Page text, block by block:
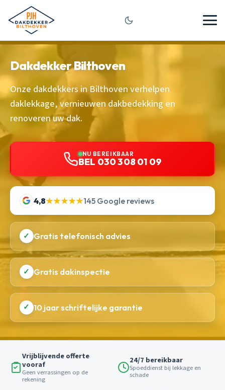
Dakdekker Bilthoven
Onze dakdekkers in Bilthoven verhelpen
daklekkage, vernieuwen dakbedekking en
renoveren uw dak.
NU BEREIKBAAR
BEL 030 308 01 09
4,8★★★★★145 Google reviews
✓ Gratis telefonisch advies
✓ Gratis dakinspectie
✓ 10 jaar schriftelijke garantie
Vrijblijvende offerte
vooraf
Geen verrassingen op de
rekening
24/7 bereikbaar
Spoeddienst bij lekkage en
schade